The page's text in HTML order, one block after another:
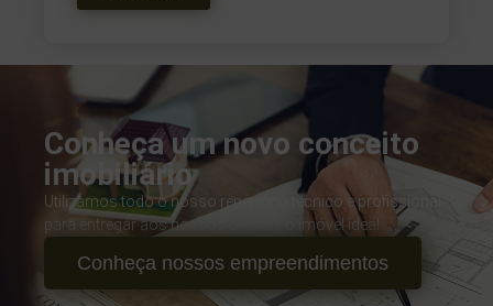
Conheça um novo conceito
imobiliário
Utilizamos todo o nosso repertório técnico e profissional
para entregar aos nossos clientes o imóvel ideal.
Conheça nossos empreendimentos